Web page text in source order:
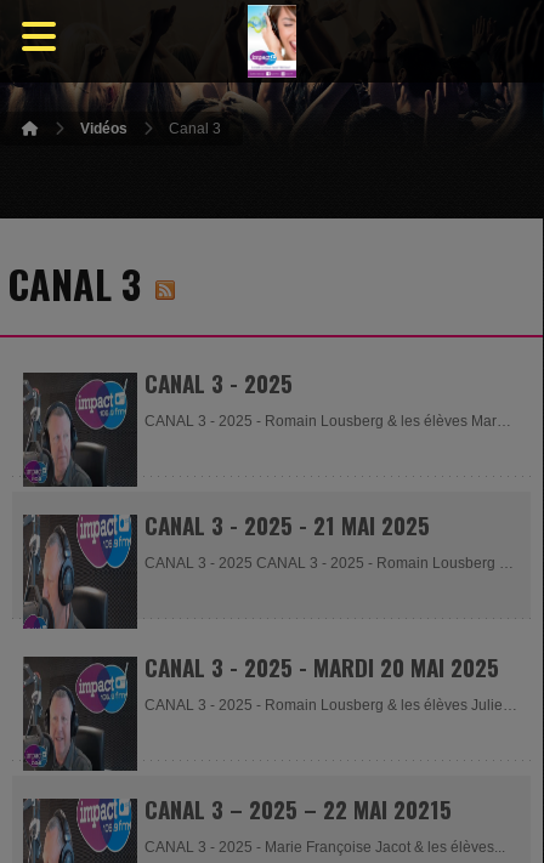
Vidéos Canal 3
CANAL 3
CANAL 3 - 2025
CANAL 3 - 2025 - Romain Lousberg & les élèves Margot
CANAL 3 - 2025 - 21 MAI 2025
CANAL 3 - 2025 CANAL 3 - 2025 - Romain Lousberg &
CANAL 3 - 2025 - MARDI 20 MAI 2025
CANAL 3 - 2025 - Romain Lousberg & les élèves Juliette
CANAL 3 – 2025 – 22 MAI 20215
CANAL 3 - 2025 - Marie Françoise Jacot & les élèves...